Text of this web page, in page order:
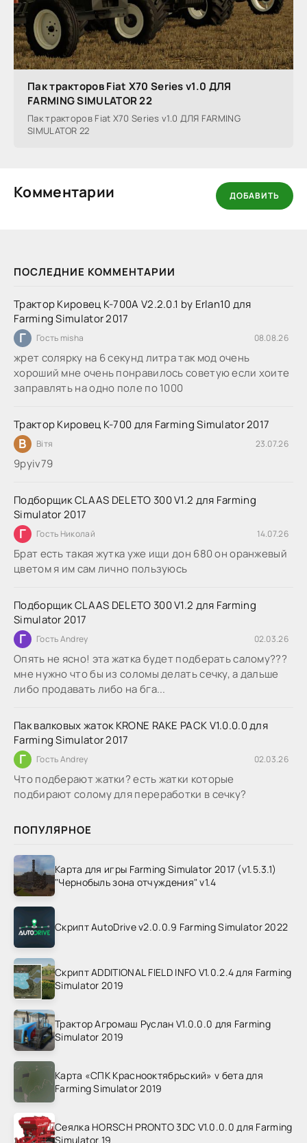
ПОСЛЕДНИЕ КОММЕНТАРИИ
Трактор Кировец К-700А V2.2.0.1 by Erlan10 для
Farming Simulator 2017
Г Гость misha 08.08.26
жрет солярку на 6 секунд литра так мод очень
хороший мне очень понравилось советую если хоите
заправлять на одно поле по 1000
Трактор Кировец К-700 для Farming Simulator 2017
В Вітя 23.07.26
9руіv79
Подборщик CLAAS DELETO 300 V1.2 для Farming
Simulator 2017
Г Гость Николай 14.07.26
Брат есть такая жутка уже ищи дон 680 он оранжевый
цветом я им сам лично пользуюсь
Подборщик CLAAS DELETO 300 V1.2 для Farming
Simulator 2017
Г Гость Andrey 02.03.26
Опять не ясно! эта жатка будет подберать салому???
мне нужно что бы из соломы делать сечку, а дальше
либо продавать либо на бга...
Пак валковых жаток KRONE RAKE PACK V1.0.0.0 для
Farming Simulator 2017
Г Гость Andrey 02.03.26
Что подберают жатки? есть жатки которые
подбирают солому для переработки в сечку?
Пак тракторов Fiat X70 Series v1.0 ДЛЯ
FARMING SIMULATOR 22
Пак тракторов Fiat X70 Series v1.0 ДЛЯ FARMING
SIMULATOR 22
Комментарии ДОБАВИТЬ
ПОПУЛЯРНОЕ
Карта для игры Farming Simulator 2017 (v1.5.3.1)
"Чернобыль зона отчуждения" v1.4
Скрипт AutoDrive v2.0.0.9 Farming Simulator 2022
Скрипт ADDITIONAL FIELD INFO V1.0.2.4 для Farming
Simulator 2019
Трактор Агромаш Руслан V1.0.0.0 для Farming
Simulator 2019
Карта «СПК Краснооктябрьский» v бета для
Farming Simulator 2019
Сеялка HORSCH PRONTO 3DC V1.0.0.0 для Farming
Simulator 19